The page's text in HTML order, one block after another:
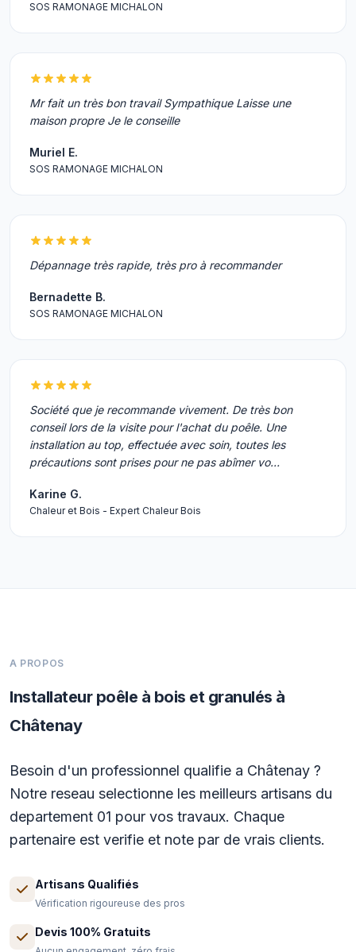
SOS RAMONAGE MICHALON
Mr fait un très bon travail Sympathique Laisse une
maison propre Je le conseille
Muriel E.
SOS RAMONAGE MICHALON
Dépannage très rapide, très pro à recommander
Bernadette B.
SOS RAMONAGE MICHALON
Société que je recommande vivement. De très bon
conseil lors de la visite pour l'achat du poêle. Une
installation au top, effectuée avec soin, toutes les
précautions sont prises pour ne pas abîmer vo…
Karine G.
Chaleur et Bois - Expert Chaleur Bois
A PROPOS
Installateur poêle à bois et granulés à
Châtenay
Besoin d'un professionnel qualifie a Châtenay ?
Notre reseau selectionne les meilleurs artisans du
departement 01 pour vos travaux. Chaque
partenaire est verifie et note par de vrais clients.
Artisans Qualifiés
Vérification rigoureuse des pros
Devis 100% Gratuits